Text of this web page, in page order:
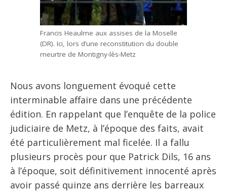
Francis Heaulme aux assises de la Moselle
(DR). Ici, lors d’une reconstitution du double
meurtre de Montigny-lès-Metz
Nous avons longuement évoqué cette
interminable affaire dans une précédente
édition. En rappelant que l’enquête de la police
judiciaire de Metz, à l’époque des faits, avait
été particulièrement mal ficelée. Il a fallu
plusieurs procès pour que Patrick Dils, 16 ans
à l’époque, soit définitivement innocenté après
avoir passé quinze ans derrière les barreaux